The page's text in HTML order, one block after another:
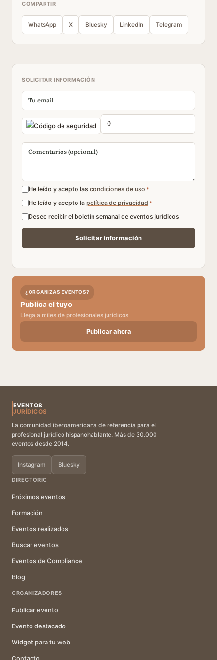
COMPARTIR
WhatsApp X Bluesky LinkedIn Telegram
SOLICITAR INFORMACIÓN
He leído y acepto las condiciones de uso *
He leído y acepto la política de privacidad *
Deseo recibir el boletín semanal de eventos jurídicos
¿ORGANIZAS EVENTOS?
Publica el tuyo
Llega a miles de profesionales jurídicos
Publicar ahora
EVENTOS
JURÍDICOS
La comunidad iberoamericana de referencia para el
profesional jurídico hispanohablante. Más de 30.000
eventos desde 2014.
Instagram Bluesky
DIRECTORIO
Próximos eventos
Formación
Eventos realizados
Buscar eventos
Eventos de Compliance
Blog
ORGANIZADORES
Publicar evento
Evento destacado
Widget para tu web
Contacto